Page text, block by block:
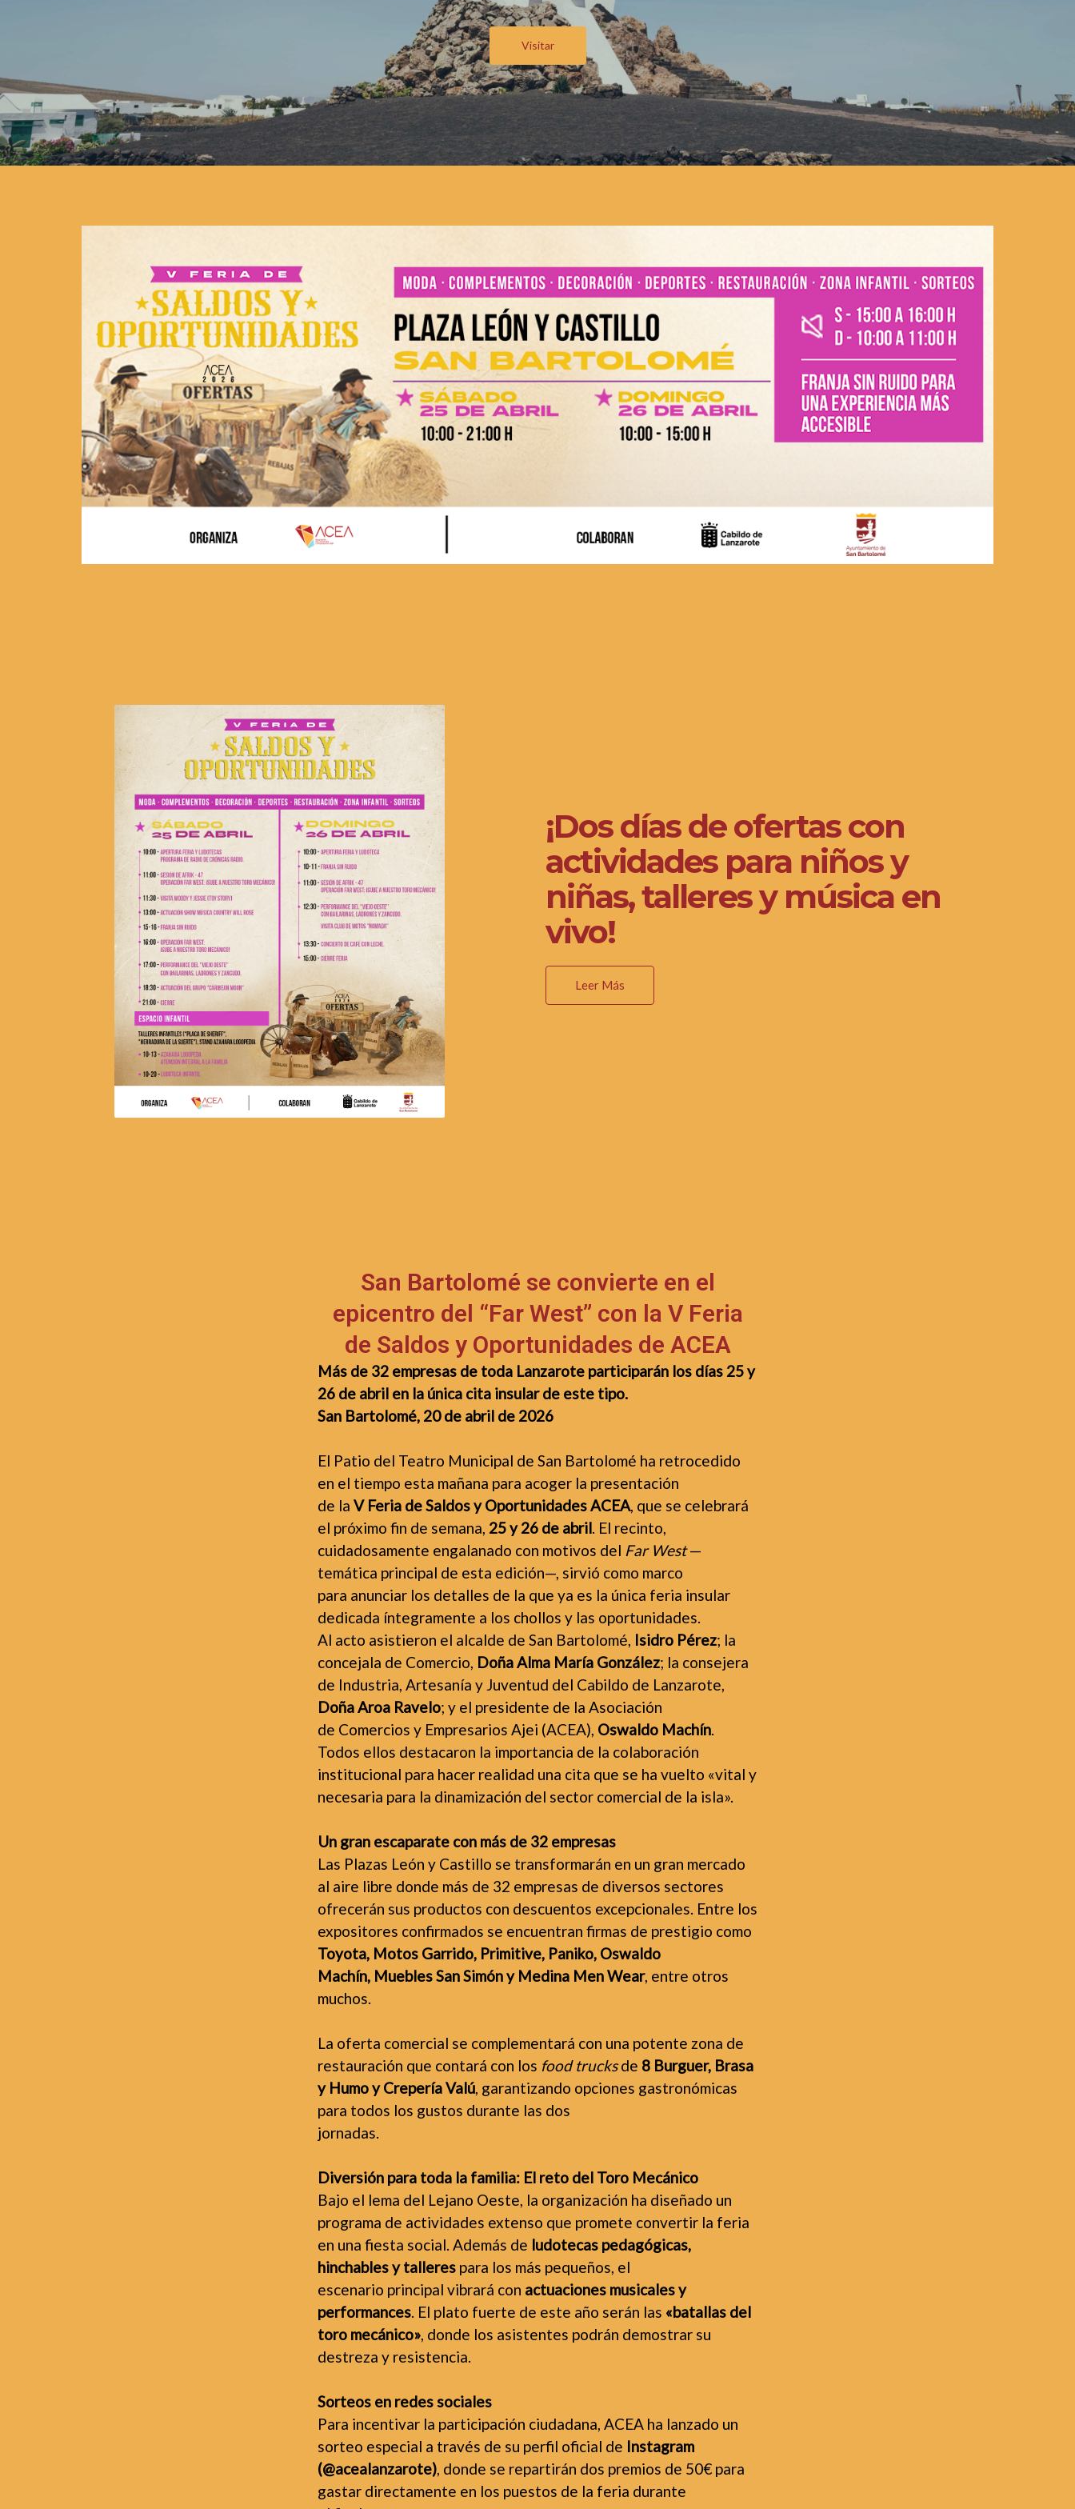
Visitar
¡Dos días de ofertas con
actividades para niños y
niñas, talleres y música en
vivo!
Leer Más
San Bartolomé se convierte en el
epicentro del “Far West” con la V Feria
de Saldos y Oportunidades de ACEA
Más de 32 empresas de toda Lanzarote participarán los días 25 y
26 de abril en la única cita insular de este tipo.
San Bartolomé, 20 de abril de 2026
El Patio del Teatro Municipal de San Bartolomé ha retrocedido
en el tiempo esta mañana para acoger la presentación
de la V Feria de Saldos y Oportunidades ACEA, que se celebrará
el próximo fin de semana, 25 y 26 de abril. El recinto,
cuidadosamente engalanado con motivos del Far West—
temática principal de esta edición—, sirvió como marco
para anunciar los detalles de la que ya es la única feria insular
dedicada íntegramente a los chollos y las oportunidades.
Al acto asistieron el alcalde de San Bartolomé, Isidro Pérez; la
concejala de Comercio, Doña Alma María González; la consejera
de Industria, Artesanía y Juventud del Cabildo de Lanzarote,
Doña Aroa Ravelo; y el presidente de la Asociación
de Comercios y Empresarios Ajei (ACEA), Oswaldo Machín.
Todos ellos destacaron la importancia de la colaboración
institucional para hacer realidad una cita que se ha vuelto «vital y
necesaria para la dinamización del sector comercial de la isla».
Un gran escaparate con más de 32 empresas
Las Plazas León y Castillo se transformarán en un gran mercado
al aire libre donde más de 32 empresas de diversos sectores
ofrecerán sus productos con descuentos excepcionales. Entre los
expositores confirmados se encuentran firmas de prestigio como
Toyota, Motos Garrido, Primitive, Paniko, Oswaldo
Machín, Muebles San Simón y Medina Men Wear, entre otros
muchos.
La oferta comercial se complementará con una potente zona de
restauración que contará con los food trucksde 8 Burguer, Brasa
y Humo y Crepería Valú, garantizando opciones gastronómicas
para todos los gustos durante las dos
jornadas.
Diversión para toda la familia: El reto del Toro Mecánico
Bajo el lema del Lejano Oeste, la organización ha diseñado un
programa de actividades extenso que promete convertir la feria
en una fiesta social. Además de ludotecas pedagógicas,
hinchables y talleres para los más pequeños, el
escenario principal vibrará con actuaciones musicales y
performances. El plato fuerte de este año serán las «batallas del
toro mecánico», donde los asistentes podrán demostrar su
destreza y resistencia.
Sorteos en redes sociales
Para incentivar la participación ciudadana, ACEA ha lanzado un
sorteo especial a través de su perfil oficial de Instagram
(@acealanzarote), donde se repartirán dos premios de 50€ para
gastar directamente en los puestos de la feria durante